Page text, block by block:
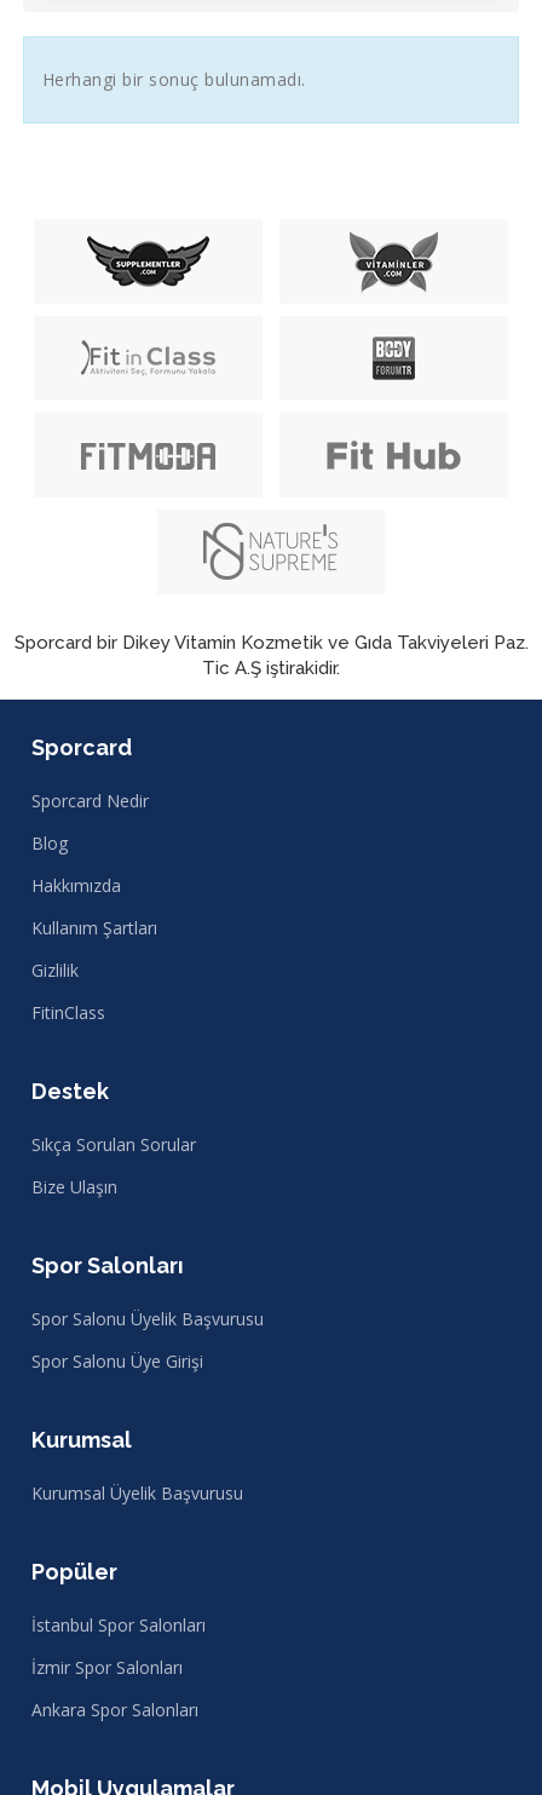
Herhangi bir sonuç bulunamadı.
Sporcard bir Dikey Vitamin Kozmetik ve Gıda Takviyeleri Paz.
Tic A.Ş iştirakidir.
Sporcard
Sporcard Nedir
Blog
Hakkımızda
Kullanım Şartları
Gizlilik
FitinClass
Destek
Sıkça Sorulan Sorular
Bize Ulaşın
Spor Salonları
Spor Salonu Üyelik Başvurusu
Spor Salonu Üye Girişi
Kurumsal
Kurumsal Üyelik Başvurusu
Popüler
İstanbul Spor Salonları
İzmir Spor Salonları
Ankara Spor Salonları
Mobil Uygulamalar